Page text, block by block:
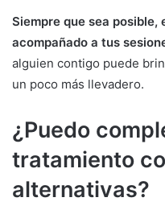
Siempre que sea posible,
acompañado a tus
alguien contigo puede
un poco más llevadero.
¿Puedo
tratamiento
alternativas?